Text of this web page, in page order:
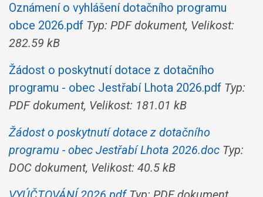
Oznámení o vyhlášení dotačního programu
obce 2026.pdf Typ: PDF dokument, Velikost:
282.59 kB
Žádost o poskytnutí dotace z dotačního
programu - obec Jestřabí Lhota 2026.pdf Typ:
PDF dokument, Velikost: 181.01 kB
Žádost o poskytnutí dotace z dotačního
programu - obec Jestřabí Lhota 2026.doc Typ:
DOC dokument, Velikost: 40.5 kB